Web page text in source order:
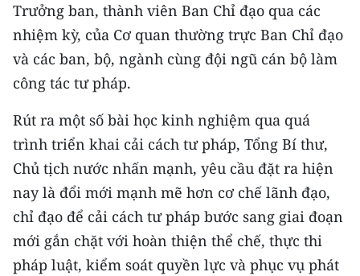
Chuyên trang TP. Hồ Chí Minh
CHUYÊN ĐỀ
CÁC CHUYÊN TRANG
VỀ BÁO NHÂN DÂN
THỜI NAY
NHÂN DÂN CUỐI TUẦN
NHÂN DÂN HẰNG THÁNG
Trưởng ban, thành viên Ban Chỉ đạo qua các
nhiệm kỳ, của Cơ quan thường trực Ban Chỉ đạo
và các ban, bộ, ngành cùng đội ngũ cán bộ làm
công tác tư pháp.
Rút ra một số bài học kinh nghiệm qua quá
trình triển khai cải cách tư pháp, Tổng Bí thư,
Chủ tịch nước nhấn mạnh, yêu cầu đặt ra hiện
nay là đổi mới mạnh mẽ hơn cơ chế lãnh đạo,
chỉ đạo để cải cách tư pháp bước sang giai đoạn
mới gắn chặt với hoàn thiện thể chế, thực thi
pháp luật, kiểm soát quyền lực và phục vụ phát